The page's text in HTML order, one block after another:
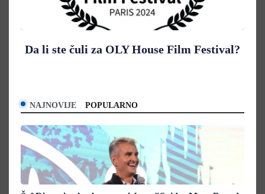
Da li ste čuli za OLY House Film Festival?
NAJNOVIJE POPULARNO